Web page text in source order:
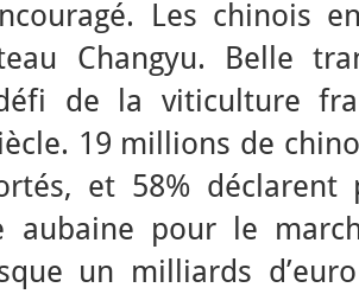
Les chinois
Changyu. Belle
de la viticulture
19 millions de
et 58% déclarent
aubaine pour le
un milliards